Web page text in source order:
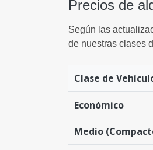
Precios de
Según las
de nuestras clases
Clase de
Económico
Medio